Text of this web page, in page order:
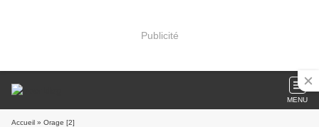
Publicité
MENU
Accueil » Orage [2]